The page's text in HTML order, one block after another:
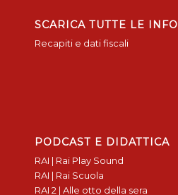
SCARICA TUTTE LE INFO
Recapiti e dati fiscali
PODCAST E DIDATTICA
RAI | Rai Play Sound
RAI | Rai Scuola
RAI 2 | Alle otto della sera